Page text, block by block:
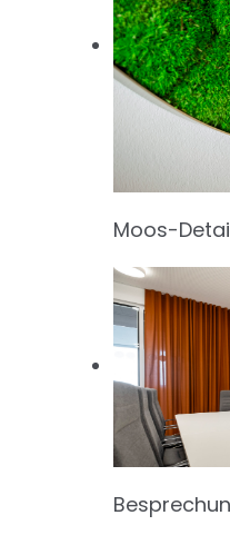
Moos-